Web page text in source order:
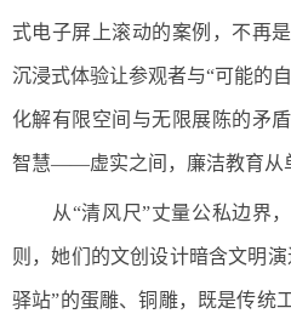
式电子屏上滚动的案例，不再
沉浸式体验让参观者与“可能的
化解有限空间与无限展陈的矛
智慧——虚实之间，廉洁教育从
从“清风尺”丈量公私边界，
则，她们的文创设计暗含文明
驿站”的蛋雕、铜雕，既是传统